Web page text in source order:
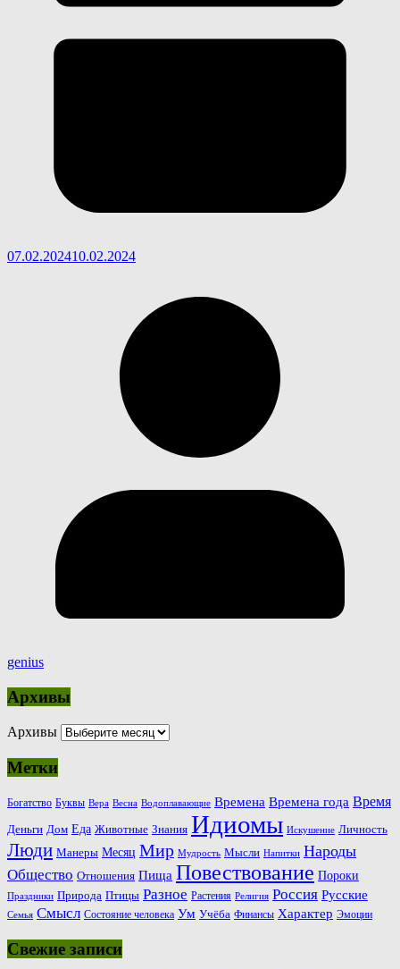
07.02.202410.02.2024
genius
Архивы
Архивы
Метки
Богатство Буквы Вера Весна Водоплавающие Времена Времена года Время
Деньги Дом Еда Животные Знания Идиомы Искушение Личность
Люди Манеры Месяц Мир Мудрость Мысли Напитки Народы
Общество Отношения Пища Повествование Пороки
Праздники Природа Птицы Разное Растения Религия Россия Русские
Семья Смысл Состояние человека Ум Учёба Финансы Характер Эмоции
Свежие записи